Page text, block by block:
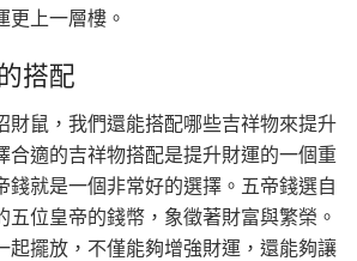
更上一層樓。
搭配
財鼠，我們還能搭配哪些吉祥物來提升
合適的吉祥物搭配是提升財運的一個重
錢就是一個非常好的選擇。五帝錢選自
五位皇帝的錢幣，象徵著財富與繁榮。
起擺放，不僅能夠增強財運，還能夠讓